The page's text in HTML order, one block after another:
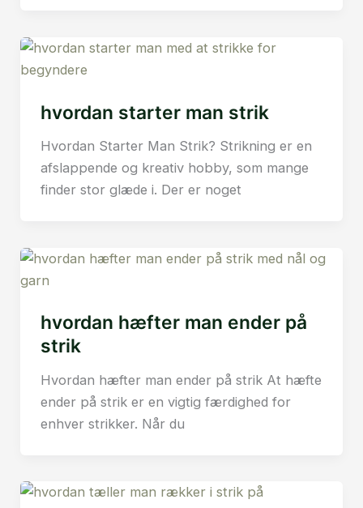
hvordan starter man strik
Hvordan Starter Man Strik? Strikning er en
afslappende og kreativ hobby, som mange
finder stor glæde i. Der er noget
hvordan hæfter man ender på
strik
Hvordan hæfter man ender på strik At hæfte
ender på strik er en vigtig færdighed for
enhver strikker. Når du